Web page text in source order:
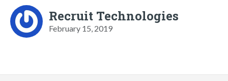
Recruit Technologies
February 15, 2019